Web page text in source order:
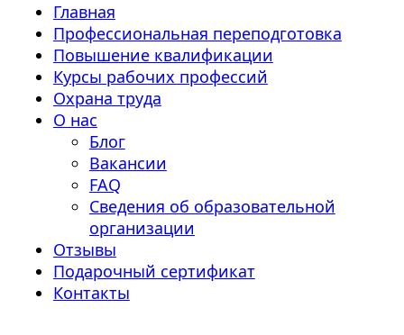
Главная
Профессиональная переподготовка
Повышение квалификации
Курсы рабочих профессий
Охрана труда
О нас
Блог
Вакансии
FAQ
Сведения об образовательной
организации
Отзывы
Подарочный сертификат
Контакты